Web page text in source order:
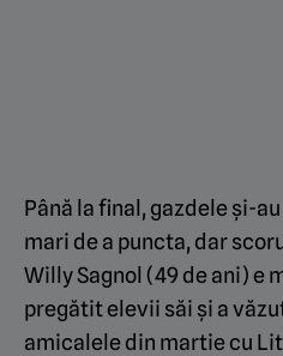
Până la final, gazdele și-
mari de a puncta, dar
Willy Sagnol (49 de ani) e
pregătit elevii săi și a
amicalele din martie cu